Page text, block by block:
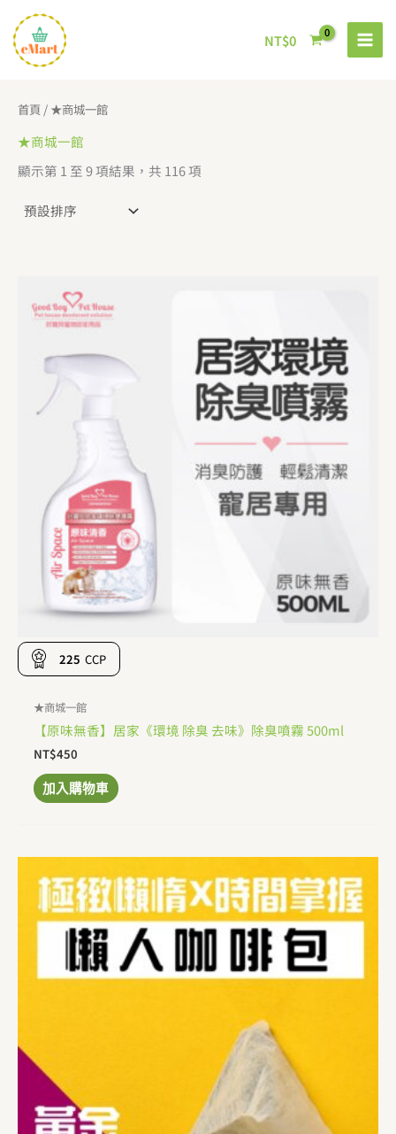
NT$0
首頁 / ★商城一館
★商城一館
顯示第 1 至 9 項結果，共 116 項
225 CCP
★商城一館
【原味無香】居家《環境 除臭 去味》除臭噴霧 500ml
NT$450
加入購物車